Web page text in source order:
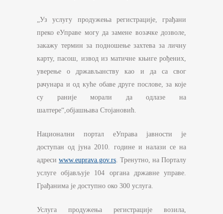
„Уз услугу продужења регистрације, грађани
преко еУправе могу да замене возачке дозволе,
закажу термин за подношење захтева за личну
карту, пасош, извод из матичне књиге рођених,
уверење о држављанству као и да са свог
рачунара и од куће обаве друге послове, за које
су раније морали да одлазе на
шалтере“,објашњава Стојановић.
Национални портал еУправа јавности је
доступан од јуна 2010. године и налази се на
адреси www.euprava.gov.rs. Тренутно, на Порталу
услуге објављује 104 органа државне управе.
Грађанима је доступно око 300 услуга.
Услуга продужења регистрације возила,